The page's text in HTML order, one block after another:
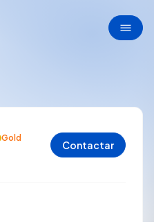
Gold
Contactar